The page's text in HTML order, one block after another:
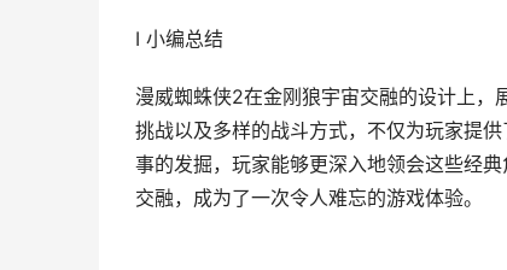
I 小编总结
漫威蜘蛛侠2在金刚狼宇宙交融的设计上，
挑战以及多样的战斗方式，不仅为玩家提
事的发掘，玩家能够更深入地领会这些经
交融，成为了一次令人难忘的游戏体验。